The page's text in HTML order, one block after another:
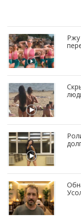
Ржу